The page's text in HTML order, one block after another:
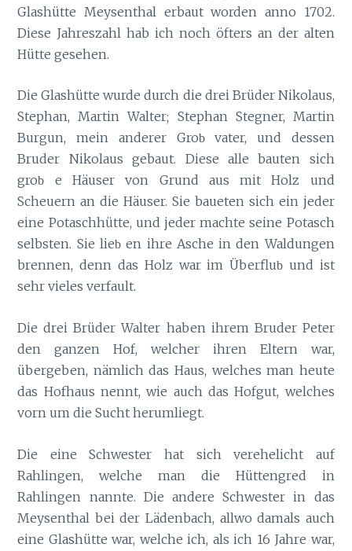
Glashütte Meysenthal erbaut worden anno 1702.
Diese Jahreszahl hab ich noch öfters an der alten
Hütte gesehen.
Die Glashütte wurde durch die drei Brüder Nikolaus,
Stephan, Martin Walter; Stephan Stegner, Martin
Burgun, mein anderer Grobvater, und dessen
Bruder Nikolaus gebaut. Diese alle bauten sich
grob
e Häuser von Grund aus mit Holz und
Scheuern an die Häuser. Sie baueten sich ein jeder
eine Potaschhütte, und jeder machte seine Potasch
selbsten. Sie lieben ihre Asche in den Waldungen
brennen, denn das Holz war im Überflub und ist
sehr vieles verfault.
Die drei Brüder Walter haben ihrem Bruder Peter
den ganzen Hof, welcher ihren Eltern war,
übergeben, nämlich das Haus, welches man heute
das Hofhaus nennt, wie auch das Hofgut, welches
vorn um die Sucht herumliegt.
Die eine Schwester hat sich verehelicht auf
Rahlingen, welche man die Hüttengred in
Rahlingen nannte. Die andere Schwester in das
Meysenthal bei der Lädenbach, allwo damals auch
eine Glashütte war, welche ich, als ich 16 Jahre war,